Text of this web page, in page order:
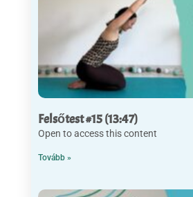
Felsőtest #15 (13:47)
Open to access this content
Tovább »